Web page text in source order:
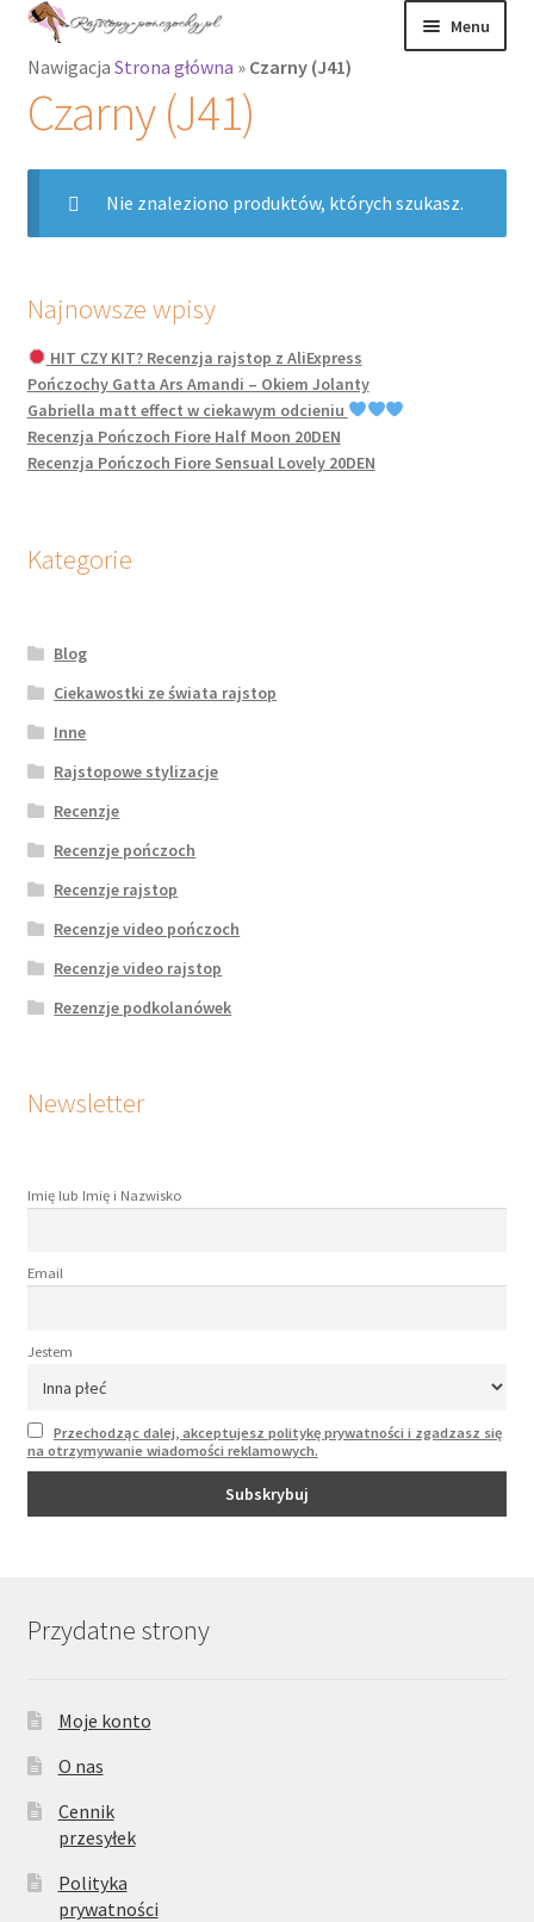
Przejdź
nawigacji
Przejdź
treści
Menu
Rajstopy
Rozwiń
menu
potomne
Rajstopy Orirose
Pończochy i
zakolanówki
Podkolanówki i
skarpetki
Wszystkie
produkty
Nawigacja Strona główna » Czarny (J41)
Czarny (J41)
Nie znaleziono produktów, których szukasz.
Najnowsze wpisy
HIT CZY KIT? Recenzja rajstop z AliExpress
Pończochy Gatta Ars Amandi – Okiem Jolanty
Gabriella matt effect w ciekawym odcieniu
Recenzja Pończoch Fiore Half Moon 20DEN
Recenzja Pończoch Fiore Sensual Lovely 20DEN
Kategorie
Blog
Ciekawostki ze świata rajstop
Inne
Rajstopowe stylizacje
Recenzje
Recenzje pończoch
Recenzje rajstop
Recenzje video pończoch
Recenzje video rajstop
Rezenzje podkolanówek
Newsletter
Imię lub Imię i Nazwisko
Email
Jestem
Przechodząc dalej, akceptujesz politykę prywatności i zgadzasz się
na otrzymywanie wiadomości reklamowych.
Przydatne strony
Moje konto
O nas
Cennik
przesyłek
Polityka
prywatności